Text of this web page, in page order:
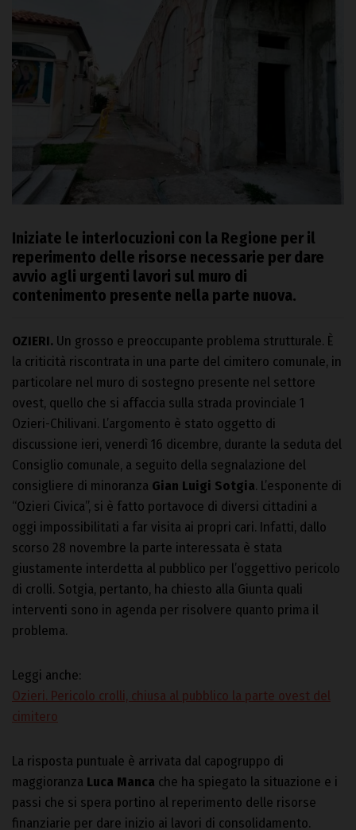
Iniziate le interlocuzioni con la Regione per il
reperimento delle risorse necessarie per dare
avvio agli urgenti lavori sul muro di
contenimento presente nella parte nuova.
OZIERI. Un grosso e preoccupante problema strutturale. È
la criticità riscontrata in una parte del cimitero comunale, in
particolare nel muro di sostegno presente nel settore
ovest, quello che si affaccia sulla strada provinciale 1
Ozieri-Chilivani. L’argomento è stato oggetto di
discussione ieri, venerdì 16 dicembre, durante la seduta del
Consiglio comunale, a seguito della segnalazione del
consigliere di minoranza Gian Luigi Sotgia. L’esponente di
“Ozieri Civica”, si è fatto portavoce di diversi cittadini a
oggi impossibilitati a far visita ai propri cari. Infatti, dallo
scorso 28 novembre la parte interessata è stata
giustamente interdetta al pubblico per l’oggettivo pericolo
di crolli. Sotgia, pertanto, ha chiesto alla Giunta quali
interventi sono in agenda per risolvere quanto prima il
problema.
Leggi anche:
Ozieri. Pericolo crolli, chiusa al pubblico la parte ovest del
cimitero
La risposta puntuale è arrivata dal capogruppo di
maggioranza Luca Manca che ha spiegato la situazione e i
passi che si spera portino al reperimento delle risorse
finanziarie per dare inizio ai lavori di consolidamento.